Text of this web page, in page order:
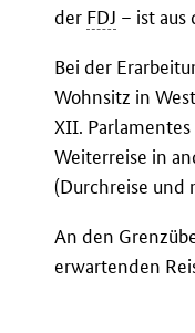
der FDJ – ist
Bei der
Wohnsitz in
XII.
Weiterreise in
(Durchreise und
An den
erwartenden